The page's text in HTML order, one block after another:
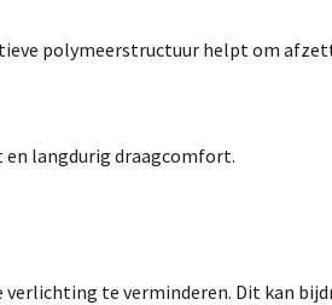
polymeerstructuur helpt om
en langdurig draagcomfort.
te verminderen. Dit kan